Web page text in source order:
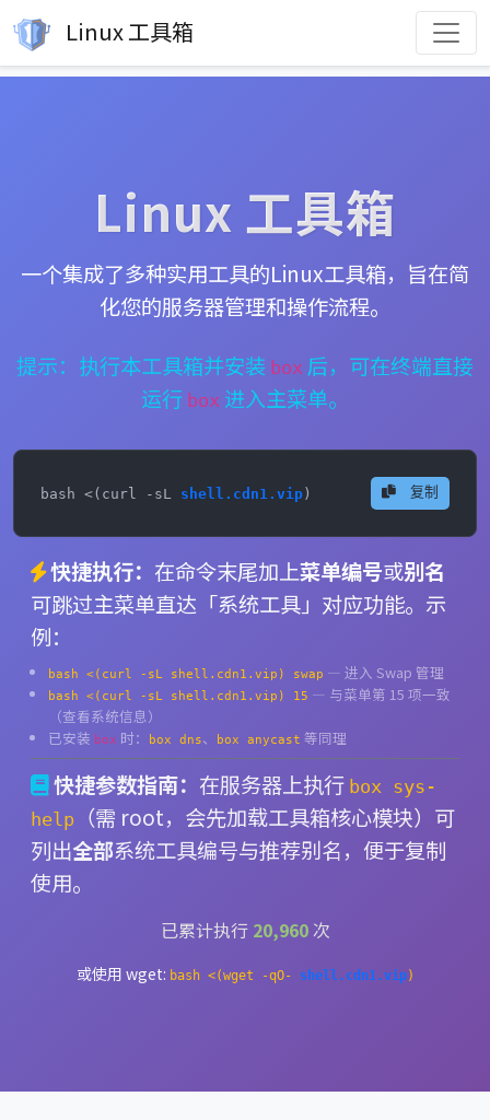
Linux 工具箱
Linux 工具箱
一个集成了多种实用工具的Linux工具箱，旨在简
化您的服务器管理和操作流程。
提示：执行本工具箱并安装 box 后，可在终端直接
运行 box 进入主菜单。
bash <(curl -sL shell.cdn1.vip) 复制
快捷执行： 在命令末尾加上菜单编号或别名
可跳过主菜单直达「系统工具」对应功能。示
例：
bash <(curl -sL shell.cdn1.vip) swap — 进入 Swap 管理
bash <(curl -sL shell.cdn1.vip) 15 — 与菜单第 15 项一致
（查看系统信息）
已安装 box 时： box dns、 box anycast 等同理
快捷参数指南： 在服务器上执行 box sys-
help
（需 root，会先加载工具箱核心模块）可
列出全部系统工具编号与推荐别名，便于复制
使用。
已累计执行 20,960次
或使用 wget: bash <(wget -qO- shell.cdn1.vip)